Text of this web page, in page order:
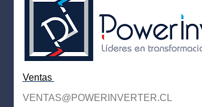
Ventas
VENTAS@POWERINVERTER.CL